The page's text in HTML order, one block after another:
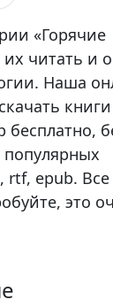
«Горячие
читать и
Наша
популярных
rtf, epub. Все
это